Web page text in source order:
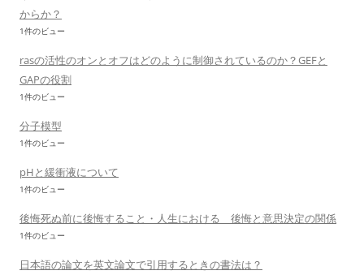
からか？
1件のビュー
rasの活性のオンとオフはどのように制御されているのか？GEFと
GAPの役割
1件のビュー
分子模型
1件のビュー
pHと緩衝液について
1件のビュー
後悔死ぬ前に後悔すること・人生における 後悔と意思決定の関係
1件のビュー
日本語の論文を英文論文で引用するときの書法は？